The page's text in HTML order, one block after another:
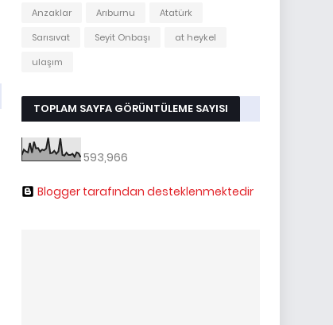
Anzaklar
Arıburnu
Atatürk
Sarısıvat
Seyit Onbaşı
at heykel
ulaşım
TOPLAM SAYFA GÖRÜNTÜLEME SAYISI
593,966
Blogger tarafından desteklenmektedir